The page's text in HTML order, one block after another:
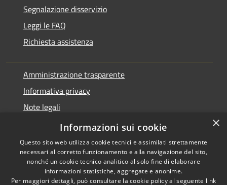
Segnalazione disservizio
Leggi le FAQ
Richiesta assistenza
Amministrazione trasparente
Informativa privacy
Note legali
Dichiarazione di accessibilità
Copyright © 2026 • Comune di
×
Informazioni sui cookie
Questo sito web utilizza cookie tecnici e assimilati strettamente
necessari al corretto funzionamento e alla navigazione del sito,
nonché un cookie tecnico analitico al solo fine di elaborare
informazioni statistiche, aggregate e anonime.
Per maggiori dettagli, può consultare la cookie policy al seguente link